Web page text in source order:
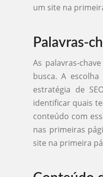
um site na
Palavras-
As palavras-
busca. A
estratégia de
identificar quais
conteúdo com
nas primeiras
site na primeira